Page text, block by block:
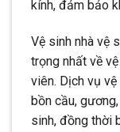
kính, đảm bảo
Vệ sinh nhà vệ
trọng nhất về
viên. Dịch vụ
bồn cầu,
sinh, đồng thời